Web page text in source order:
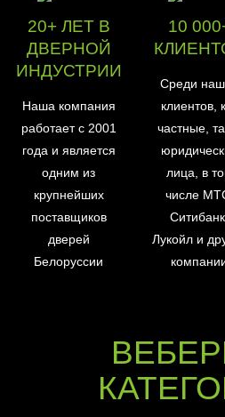
20+ ЛЕТ В
ДВЕРНОЙ
ИНДУСТРИИ
Наша компания
работает с 2001
года и является
одним из
крупнейших
поставщиков
дверей
Белоруссии
10
Среди
клиентов,
частные,
лица, в
числе
Ситибанк,
Лукойл и